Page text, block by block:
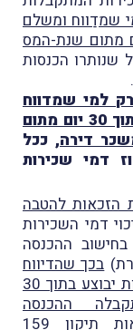
שמדַווח ומשלם
122 לפקודה תוך 30 יום מתום שנת-המס
שנותרו הכנסות
למי שמדווח
תוך 30 יום מתום
דירה, ככל
דמי שכירות
הזכאות להטבה
דמי השכירות
ההכנסה
בכך שהדיווח
ותשלום המס על ההכנסה מדמי השכירות יבוצע בתוך 30
ההכנסה
את הוראות תיקון 159